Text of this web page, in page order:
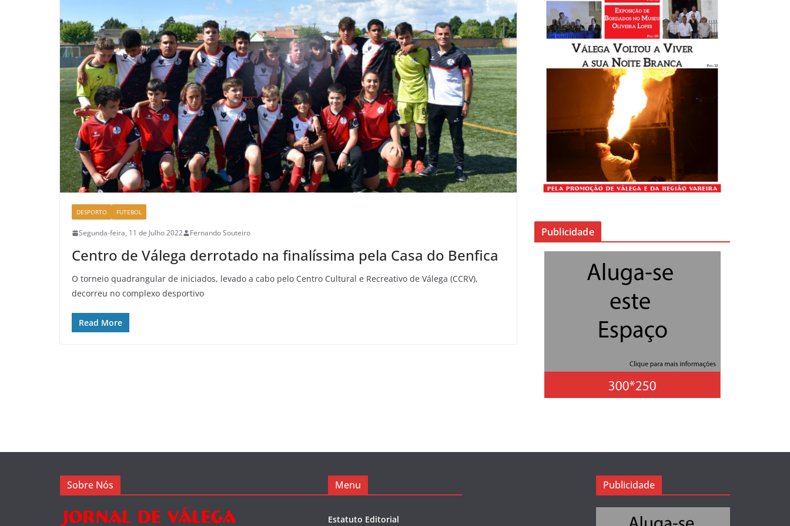
DESPORTO FUTEBOL
Segunda-feira, 11 de Julho 2022 Fernando Souteiro
Centro de Válega derrotado na finalíssima pela Casa do Benfica
O torneio quadrangular de iniciados, levado a cabo pelo Centro Cultural e Recreativo de Válega (CCRV),
decorreu no complexo desportivo
Read More
Publicidade
Sobre Nós Menu
Estatuto Editorial
Publicidade